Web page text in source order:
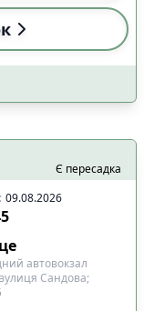
Є пересадка
: 09.08.2026
автовокзал
Сандова;